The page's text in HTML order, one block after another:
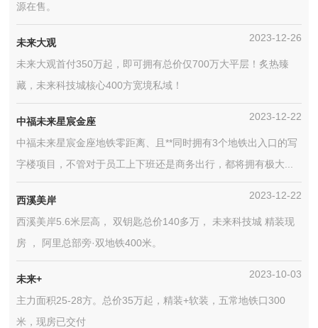
源在售。
未来大观 2023-12-26
未来大观首付350万起，即可拥有总价仅700万大平层！炙热臻
藏，未来科技城核心400方宽境私域！
中福未来星宸金座 2023-12-22
中福未来星宸金座地铁零距离、且**同时拥有3个地铁出入口的写
字楼项目，不管对于员工上下班还是商务出行，都将拥有极大...
西溪美岸 2023-12-22
西溪美岸5.6米层高， 双钥匙总价140多万， 未来科技城 精装现
房 ， 阿里总部旁·双地铁400米。
未来+ 2023-10-03
主力面积25-28方。总价35万起，精装+软装，五常地铁口300
米，现房已交付